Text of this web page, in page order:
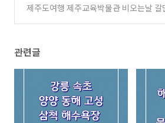
제주도여행 제주교육박물관 비오는날 갈
관련글